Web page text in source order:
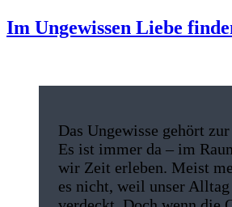
Im Ungewissen Liebe
Das Ungewisse gehört
Es ist immer da – im
wir Zeit erleben. Meist
es nicht, weil unser Alltag